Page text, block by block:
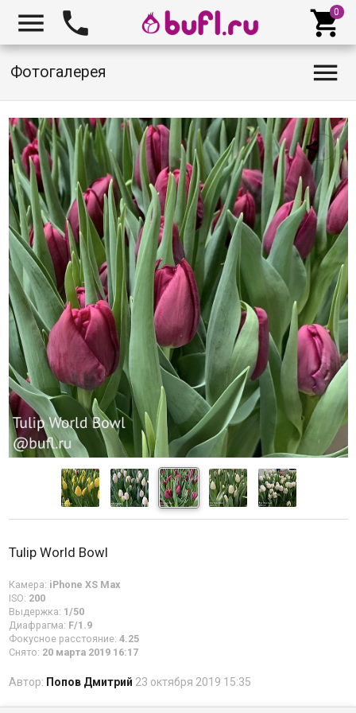
  
Фотогалерея 
Tulip World Bowl
Камера: iPhone XS Max
ISO: 200
Выдержка: 1/50
Диафрагма: F/1.9
Фокусное расстояние: 4.25
Снято: 20 марта 2019 16:17
Автор: Попов Дмитрий 23 октября 2019 15:35